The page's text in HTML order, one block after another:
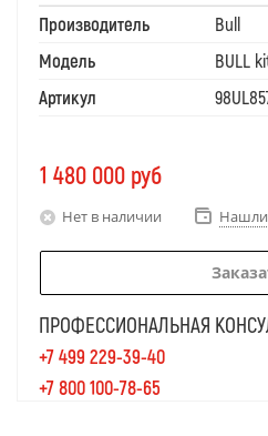
Производитель
Bull
Модель
BULL
Артикул
1 480 000 руб
Нет в наличии Нашли
ПРОФЕССИОНАЛЬНАЯ
+7 499 229-39-40
+7 800 100-78-65